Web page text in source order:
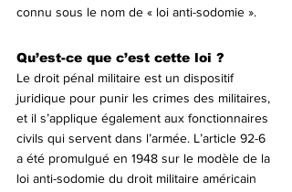
connu sous le nom de « loi anti-sodomie ».
Qu’est-ce que c’est cette loi ?
Le droit pénal militaire est un dispositif
juridique pour punir les crimes des militaires,
et il s’applique également aux fonctionnaires
civils qui servent dans l’armée. L’article 92-6
a été promulgué en 1948 sur le modèle de la
loi anti-sodomie du droit militaire américain